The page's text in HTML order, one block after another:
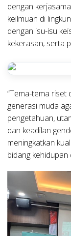
dengan
keilmuan di
dengan isu-isu
kekerasan, serta
“Tema-tema riset
generasi muda
pengetahuan,
dan keadilan
meningkatkan
bidang kehidupan